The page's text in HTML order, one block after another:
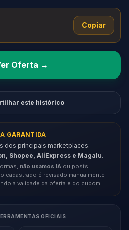
Copiar
Oferta →
este histórico
GARANTIDA
dos principais marketplaces:
Shopee, AliExpress e Magalu.
não usamos IA ou posts
cadastrado é revisado manualmente
a validade da oferta e do cupom.
OFICIAIS